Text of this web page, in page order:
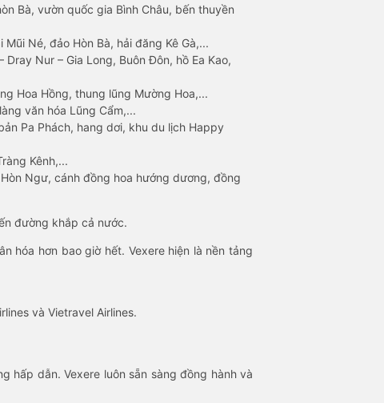
Bà, vườn quốc gia Bình Châu, bến thuyền
Né, đảo Hòn Bà, hải đăng Kê Gà,...
Nur – Gia Long, Buôn Đôn, hồ Ea Kao,
Hoa Hồng, thung lũng Mường Hoa,...
văn hóa Lũng Cẩm,...
Pa Phách, hang dơi, khu du lịch Happy
Kênh,...
Ngư, cánh đồng hoa hướng dương, đồng
đường khắp cả nước.
hóa hơn bao giờ hết. Vexere hiện là nền tảng
và Vietravel Airlines.
hấp dẫn. Vexere luôn sẵn sàng đồng hành và